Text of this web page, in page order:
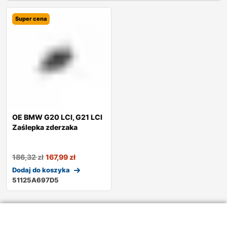
Super cena
OE BMW G20 LCI, G21 LCI
Zaślepka zderzaka
186,32zł 167,99zł
Dodaj do koszyka
51125A697D5